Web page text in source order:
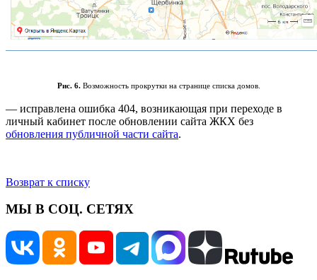
Рис. 6.Возможность прокрутки на странице списка домов.
— исправлена ошибка 404, возникающая при переходе в
личный кабинет после обновлении сайта ЖКХ без
обновления публичной части сайта.
Возврат к списку
МЫ В СОЦ. СЕТЯХ